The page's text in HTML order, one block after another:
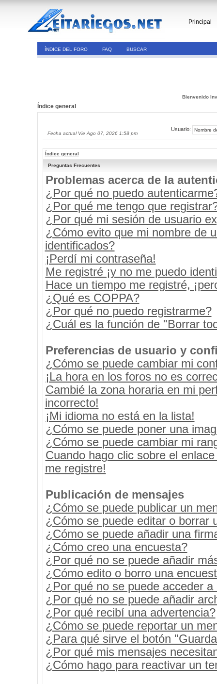
Principal
ÍNDICE DEL FORO FAQ BUSCAR
Bienvenido
Índice general
Fecha actual Vie Ago 07, 2026 1:58 pm
Usuario:
Índice general
Preguntas Frecuentes
Problemas acerca de la
¿Por qué no puedo
¿Por qué me tengo que
¿Por qué mi sesión de usuario
¿Cómo evito que mi nombre de
identificados?
¡Perdí mi contraseña!
Me registré ¡y no me puedo
Hace un tiempo me registré,
¿Qué es COPPA?
¿Por qué no puedo registrarme?
¿Cuál es la función de "Borrar
Preferencias de usuario y
¿Cómo se puede cambiar mi
¡La hora en los foros no es
Cambié la zona horaria en mi
incorrecto!
¡Mi idioma no está en la lista!
¿Cómo se puede poner una
¿Cómo se puede cambiar mi
Cuando hago clic sobre el
me registre!
Publicación de mensajes
¿Cómo se puede publicar un
¿Cómo se puede editar o borrar
¿Cómo se puede añadir una
¿Cómo creo una encuesta?
¿Por qué no se puede añadir
¿Cómo edito o borro una
¿Por qué no se puede acceder a
¿Por qué no se puede añadir
¿Por qué recibí una advertencia?
¿Cómo se puede reportar un
¿Para qué sirve el botón
¿Por qué mis mensajes
¿Cómo hago para reactivar un